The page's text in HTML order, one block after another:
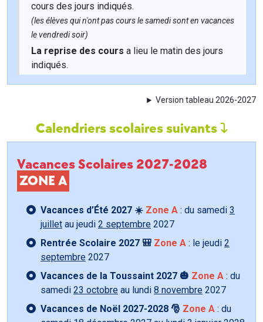
cours des jours indiqués.
(les élèves qui n'ont pas cours le samedi sont en vacances
le vendredi soir)
La reprise des cours a lieu le matin des jours
indiqués.
Version tableau 2026-2027
Calendriers scolaires suivants
Vacances Scolaires 2027-2028
ZONE A
Vacances d’Été 2027 ☀️ Zone A : du samedi 3
juillet au jeudi 2 septembre 2027
Rentrée Scolaire 2027 🎒 Zone A : le jeudi 2
septembre 2027
Vacances de la Toussaint 2027 🎃 Zone A : du
samedi 23 octobre au lundi 8 novembre 2027
Vacances de Noël 2027-2028 🎅 Zone A : du